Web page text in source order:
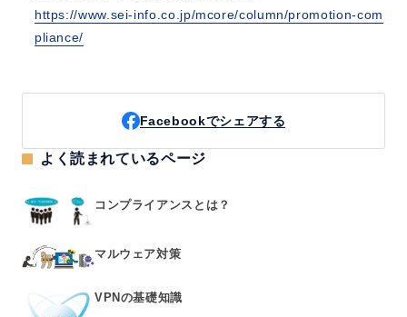
https://www.sei-info.co.jp/mcore/column/promotion-com
pliance/
Facebookでシェアする
よく読まれているページ
コンプライアンスとは？
マルウェア対策
VPNの基礎知識